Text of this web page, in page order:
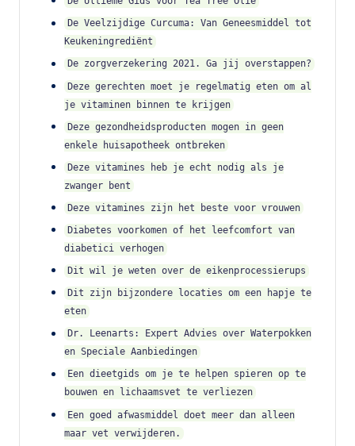
De Veelzijdige Curcuma: Van Geneesmiddel tot
Keukeningrediënt
De zorgverzekering 2021. Ga jij overstappen?
Deze gerechten moet je regelmatig eten om al
je vitaminen binnen te krijgen
Deze gezondheidsproducten mogen in geen
enkele huisapotheek ontbreken
Deze vitamines heb je echt nodig als je
zwanger bent
Deze vitamines zijn het beste voor vrouwen
Diabetes voorkomen of het leefcomfort van
diabetici verhogen
Dit wil je weten over de eikenprocessierups
Dit zijn bijzondere locaties om een hapje te
eten
Dr. Leenarts: Expert Advies over Waterpokken
en Speciale Aanbiedingen
Een dieetgids om je te helpen spieren op te
bouwen en lichaamsvet te verliezen
Een goed afwasmiddel doet meer dan alleen
maar vet verwijderen.